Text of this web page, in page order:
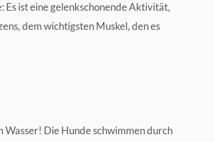
ist eine gelenkschonende Aktivität,
dem wichtigsten Muskel, den es
Die Hunde schwimmen durch